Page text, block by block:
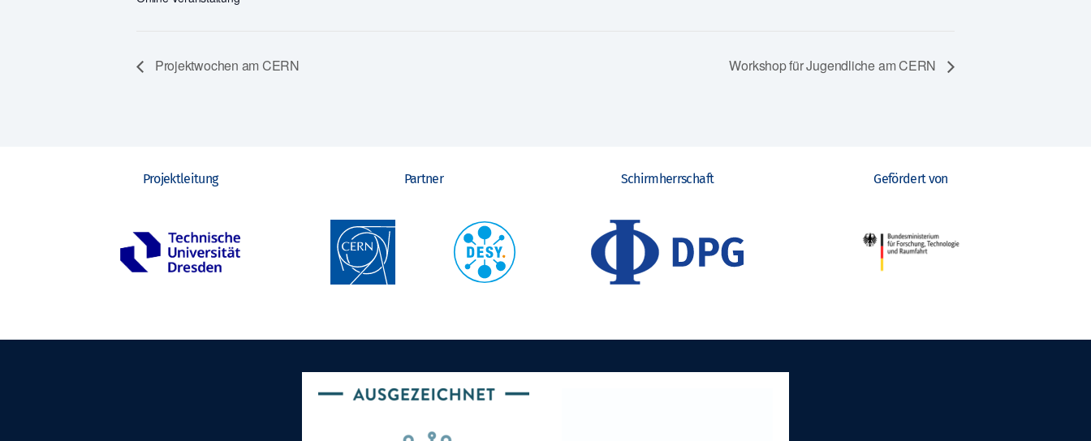
Projektwochen am CERN Workshop für Jugendliche am CERN
Projektleitung Partner Schirmherrschaft Gefördert von